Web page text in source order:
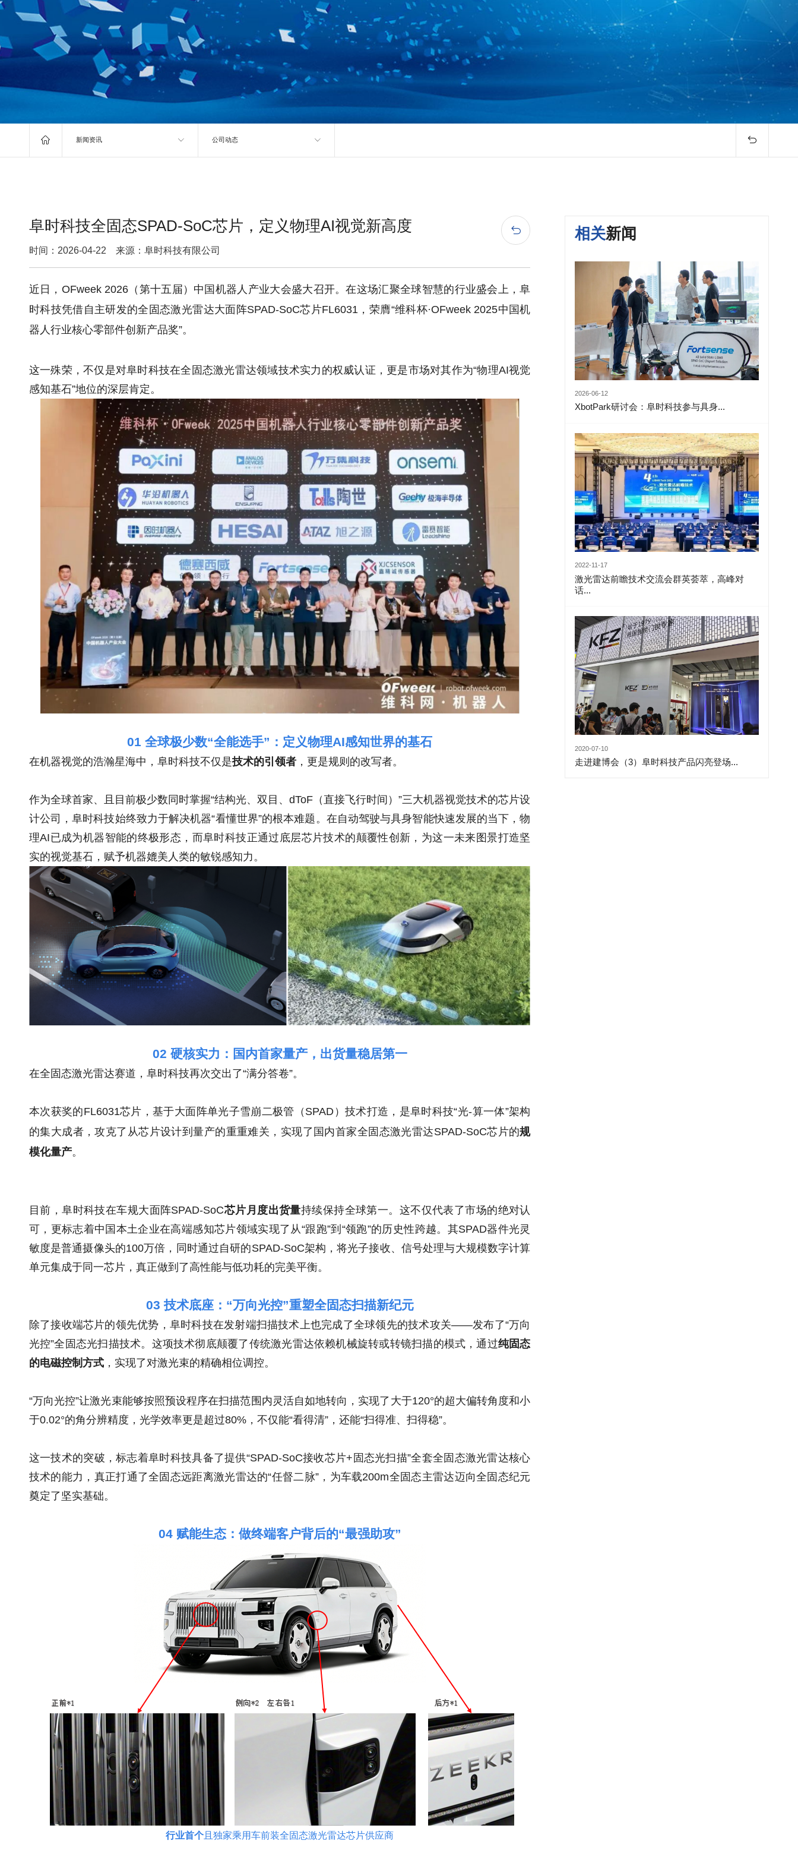
 新闻资讯 公司动态 
阜时科技全固态SPAD-SoC芯片，定义物理AI视觉新高度
时间：2026-04-22 来源：阜时科技有限公司

近日，OFweek 2026（第十五届）中国机器人产业大会盛大召开。在这场汇聚全球智慧的行业盛会上，阜
时科技凭借自主研发的全固态激光雷达大面阵SPAD-SoC芯片FL6031，荣膺“维科杯·OFweek 2025中国机
器人行业核心零部件创新产品奖”。
这一殊荣，不仅是对阜时科技在全固态激光雷达领域技术实力的权威认证，更是市场对其作为“物理AI视觉
感知基石”地位的深层肯定。
01 全球极少数“全能选手”：定义物理AI感知世界的基石
在机器视觉的浩瀚星海中，阜时科技不仅是技术的引领者，更是规则的改写者。
作为全球首家、且目前极少数同时掌握“结构光、双目、dToF（直接飞行时间）”三大机器视觉技术的芯片设
计公司，阜时科技始终致力于解决机器“看懂世界”的根本难题。在自动驾驶与具身智能快速发展的当下，物
理AI已成为机器智能的终极形态，而阜时科技正通过底层芯片技术的颠覆性创新，为这一未来图景打造坚
实的视觉基石，赋予机器媲美人类的敏锐感知力。
02 硬核实力：国内首家量产，出货量稳居第一
在全固态激光雷达赛道，阜时科技再次交出了“满分答卷”。
本次获奖的FL6031芯片，基于大面阵单光子雪崩二极管（SPAD）技术打造，是阜时科技“光-算一体”架构
的集大成者，攻克了从芯片设计到量产的重重难关，实现了国内首家全固态激光雷达SPAD-SoC芯片的规
模化量产。
目前，阜时科技在车规大面阵SPAD-SoC芯片月度出货量持续保持全球第一。这不仅代表了市场的绝对认
可，更标志着中国本土企业在高端感知芯片领域实现了从“跟跑”到“领跑”的历史性跨越。其SPAD器件光灵
敏度是普通摄像头的100万倍，同时通过自研的SPAD-SoC架构，将光子接收、信号处理与大规模数字计算
单元集成于同一芯片，真正做到了高性能与低功耗的完美平衡。
03技术底座：“万向光控”重塑全固态扫描新纪元
除了接收端芯片的领先优势，阜时科技在发射端扫描技术上也完成了全球领先的技术攻关——发布了“万向
光控”全固态光扫描技术。这项技术彻底颠覆了传统激光雷达依赖机械旋转或转镜扫描的模式，通过纯固态
的电磁控制方式，实现了对激光束的精确相位调控。
“万向光控”让激光束能够按照预设程序在扫描范围内灵活自如地转向，实现了大于120°的超大偏转角度和小
于0.02°的角分辨精度，光学效率更是超过80%，不仅能“看得清”，还能“扫得准、扫得稳”。
这一技术的突破，标志着阜时科技具备了提供“SPAD-SoC接收芯片+固态光扫描”全套全固态激光雷达核心
技术的能力，真正打通了全固态远距离激光雷达的“任督二脉”，为车载200m全固态主雷达迈向全固态纪元
奠定了坚实基础。
04 赋能生态：做终端客户背后的“最强助攻”
行业首个 且独家乘用车前装全固态激光雷达芯片供应商
相关新闻
2026-06-12
XbotPark研讨会：阜时科技参与具身...
2022-11-17
激光雷达前瞻技术交流会群英荟萃，高峰对
话...
2020-07-10
走进建博会（3）阜时科技产品闪亮登场...